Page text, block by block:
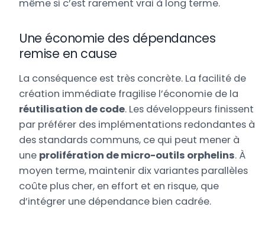
même si c’est rarement vrai à long terme.
Une économie des dépendances
remise en cause
La conséquence est très concrète. La facilité de
création immédiate fragilise l’économie de la
réutilisation de code. Les développeurs finissent
par préférer des implémentations redondantes à
des standards communs, ce qui peut mener à
une prolifération de micro-outils orphelins. À
moyen terme, maintenir dix variantes parallèles
coûte plus cher, en effort et en risque, que
d’intégrer une dépendance bien cadrée.